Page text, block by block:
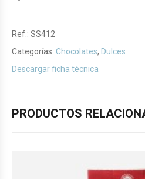
Ref.: SS412
Categorías: Chocolates, Dulces
Descargar ficha técnica
PRODUCTOS